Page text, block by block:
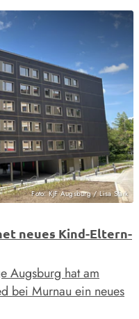
Foto: KJF Augsburg / Lisa Stark
neues Kind-Eltern-
Augsburg hat am
bei Murnau ein neues